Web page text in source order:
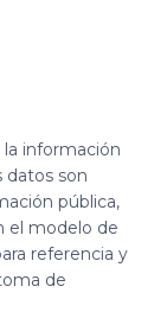
información
datos son
pública,
el modelo de
referencia y
de